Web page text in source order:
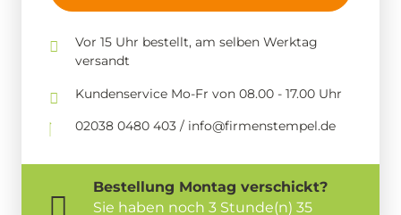
Vor 15 Uhr bestellt, am selben Werktag
versandt
Kundenservice Mo-Fr von 08.00 - 17.00 Uhr
02038 0480 403 / info@firmenstempel.de
Bestellung Montag verschickt?
Sie haben noch 3 Stunde(n) 35